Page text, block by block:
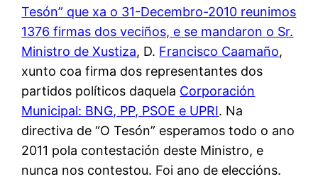
Tesón” que xa o 31-Decembro-2010 reunimos
1376 firmas dos veciños, e se mandaron o Sr.
Ministro de Xustiza, D. Francisco Caamaño,
xunto coa firma dos representantes dos
partidos políticos daquela Corporación
Municipal: BNG, PP, PSOE e UPRI. Na
directiva de “O Tesón” esperamos todo o ano
2011 pola contestación deste Ministro, e
nunca nos contestou. Foi ano de eleccións.